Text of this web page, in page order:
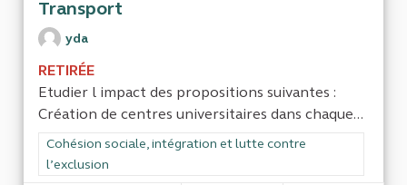
Transport
yda
RETIRÉE
Etudier l impact des propositions suivantes :
Création de centres universitaires dans chaque...
Filtrer les résultats de la catégorie : Cohésion sociale,
Cohésion sociale, intégration et lutte contre
l’exclusion